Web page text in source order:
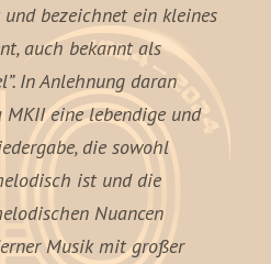
bezeichnet ein kleines
auch bekannt als
In Anlehnung daran
eine lebendige und
die sowohl
ist und die
Nuancen
Musik mit großer